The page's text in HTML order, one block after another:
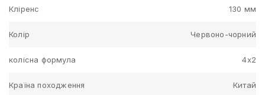
Кліренс 130 мм
Колір Червоно-чорний
колісна формула 4x2
Країна походження Китай